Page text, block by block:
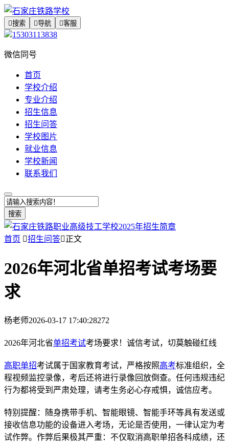
搜索 导航 客服
15303113838
微信同号
首页
学校介绍
专业介绍
招生信息
招生问答
学校图片
就业信息
学校新闻
联系我们
搜索
首页 招生问答正文
2026年河北省单招考试考场要
求
杨老师2026-03-17 17:40:28272
2026年河北省单招考试考场要求！诚信考试，切莫触碰红线
高职单招考试属于国家教育考试，严格按照高考标准组织，全
程视频监控录像，考后还将进行录像回放倒查。任何违规违纪
行为都将受到严肃处理，请考生务必心存戒惧，诚信应考。
特别提醒：随身携带手机、智能眼镜、智能手环等具有发送或
接收信息功能的设备进入考场，无论是否使用，一律认定为考
试作弊。作弊后果极其严重：不仅取消高职单招各科成绩，还